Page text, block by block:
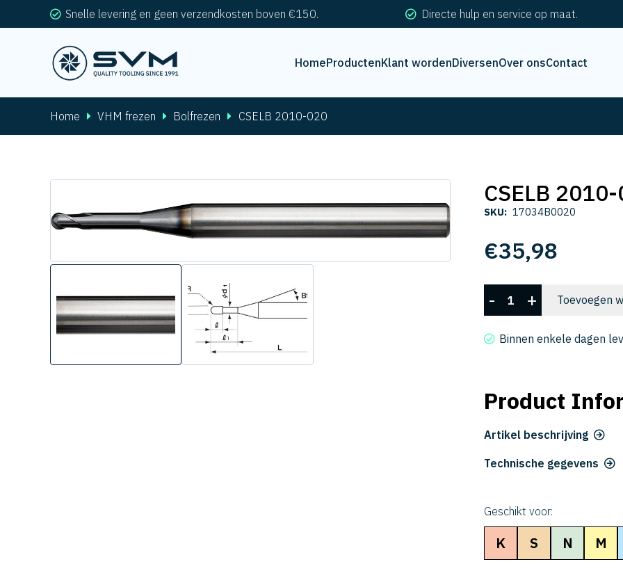
Snelle levering en geen verzendkosten boven €150. Directe hulp en service op maat.
HomeProductenKlant wordenDiversenOver onsContact
Home VHM frezen Bolfrezen CSELB 2010-020
CSELB
SKU: 17034B0020
€35,98
CSELB
2010-
020
- + Toevoegen
Binnen enkele dagen
Product
Artikel beschrijving
Technische gegevens
Geschikt voor:
K S N M